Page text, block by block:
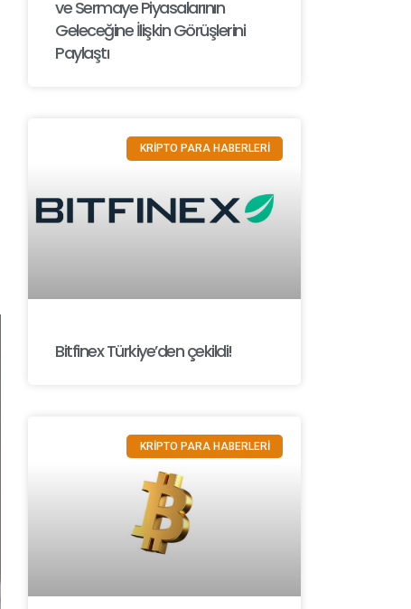
ve Sermaye Piyasalarının
Geleceğine İlişkin Görüşlerini
Paylaştı
KRİPTO PARA HABERLERİ
Bitfinex Türkiye’den çekildi!
KRİPTO PARA HABERLERİ